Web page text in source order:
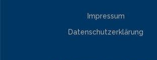
Impressum
Datenschutzerklärung